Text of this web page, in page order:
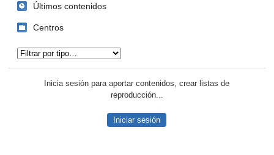
Últimos contenidos
Centros
Inicia sesión para aportar contenidos, crear listas de
reproducción...
Iniciar sesión